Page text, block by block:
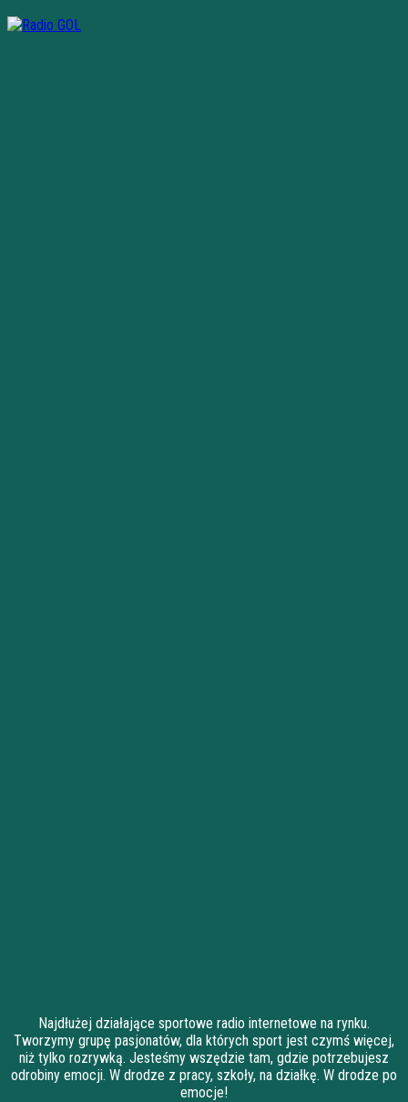
Najdłużej działające sportowe radio internetowe na rynku.
Tworzymy grupę pasjonatów, dla których sport jest czymś więcej,
niż tylko rozrywką. Jesteśmy wszędzie tam, gdzie potrzebujesz
odrobiny emocji. W drodze z pracy, szkoły, na działkę. W drodze po
emocje!